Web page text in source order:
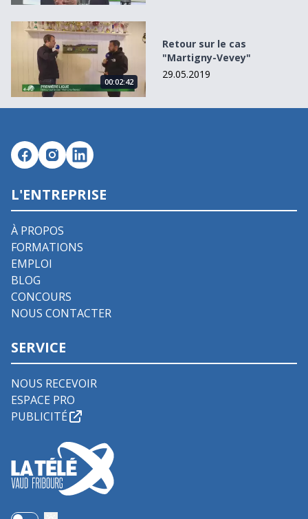
Retour sur le cas &quot;Martigny-Vevey&quot;
00:02:42
Retour sur le cas
"Martigny-Vevey"
29.05.2019
L'ENTREPRISE
À PROPOS
FORMATIONS
EMPLOI
BLOG
CONCOURS
NOUS CONTACTER
SERVICE
NOUS RECEVOIR
ESPACE PRO
PUBLICITÉ